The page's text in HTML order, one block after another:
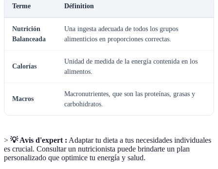
Terme Définition
Nutrición
Balanceada
Una ingesta adecuada de todos los grupos
alimenticios en proporciones correctas.
Calorías
Unidad de medida de la energía contenida en los
alimentos.
Macros
Macronutrientes, que son las proteínas, grasas y
carbohidratos.
> 💡 Avis d'expert : Adaptar tu dieta a tus necesidades individuales
es crucial. Consultar un nutricionista puede brindarte un plan
personalizado que optimice tu energía y salud.